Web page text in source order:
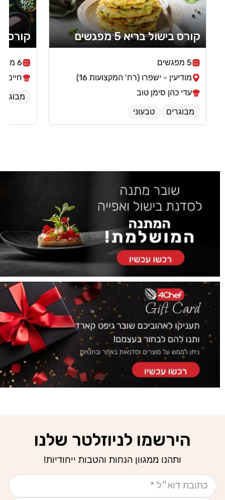
קורס בישול בריא 5 מפגשים
5 מפגשים
מודיעין - ישפרו (רח' המקצועות 16)
עדי כהן סימן טוב
מבוגרים
טבעוני
קורס
6 מפגשים
חיים
הירשמו לניוזלטר שלנו
ותהנו ממגוון הנחות והטבות ייחודיות!
אימייל
טלפון נייד